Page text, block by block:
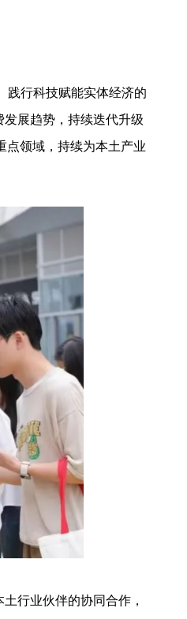
践行科技赋能实体经济的
展趋势，持续迭代升级
点领域，持续为本土产业
行业伙伴的协同合作，